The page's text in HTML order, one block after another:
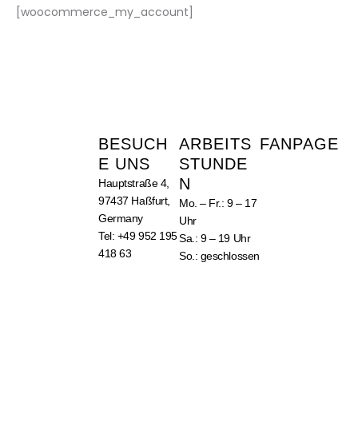
[woocommerce_my_account]
BESUCH
E UNS
Hauptstraße 4,
97437 Haßfurt,
Germany
Tel: +49 952 195
418 63
ARBEITS
STUNDE
N
Mo. – Fr.: 9 – 17
Uhr
Sa.: 9 – 19 Uhr
So.: geschlossen
FANPAGE